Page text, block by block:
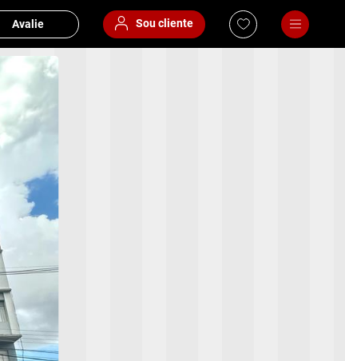
Avalie Sou cliente